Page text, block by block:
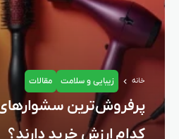
خانه زیبایی و سلامت مقالات
کدام ارزش خرید دارند؟